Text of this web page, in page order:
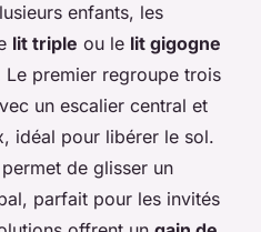
enfants, les
lit triple ou le lit gigogne
premier regroupe trois
un escalier central et
idéal pour libérer le sol.
de glisser un
parfait pour les invités